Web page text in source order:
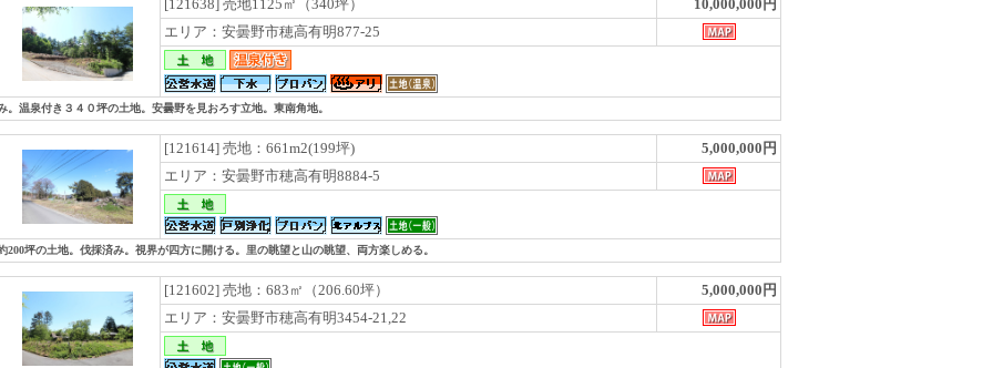
[121638] 売地1125㎡（340坪）
10,000,000円
エリア：安曇野市穂高有明877-25
。温泉付き３４０坪の土地。安曇野を見おろす立地。東南角地。
[121614] 売地：661m2(199坪)
5,000,000円
エリア：安曇野市穂高有明8884-5
200坪の土地。伐採済み。視界が四方に開ける。里の眺望と山の眺望、両方楽しめる。
[121602] 売地：683㎡（206.60坪）
5,000,000円
エリア：安曇野市穂高有明3454-21,22